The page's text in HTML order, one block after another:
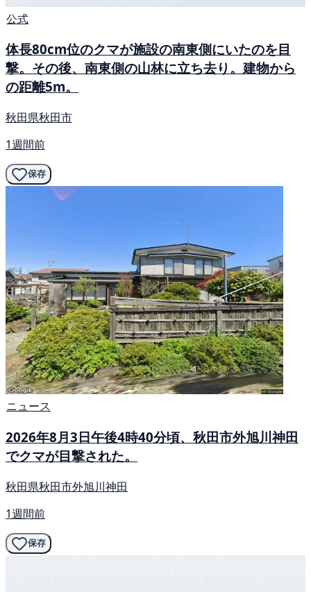
公式
体長80cm位のクマが施設の南東側にいたのを目
撃。その後、南東側の山林に立ち去り。建物から
の距離5m。
秋田県秋田市
1週間前
保存
ニュース
2026年8月3日午後4時40分頃、秋田市外旭川神田
でクマが目撃された。
秋田県秋田市外旭川神田
1週間前
保存